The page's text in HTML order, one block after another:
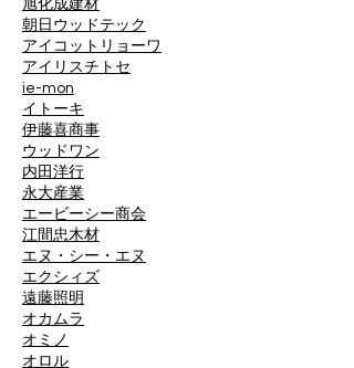
旭化成建材
朝日ウッドテック
アイコットリョーワ
アイリスチトセ
ie-mon
イトーキ
伊藤喜商事
ウッドワン
内田洋行
永大産業
エービーシー商会
江間忠木材
エヌ・シー・エヌ
エクシィズ
遠藤照明
オカムラ
オミノ
オロル